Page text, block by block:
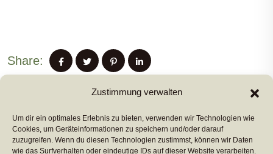
Zustimmung verwalten
Um dir ein optimales Erlebnis zu bieten, verwenden wir Technologien wie
Cookies, um Geräteinformationen zu speichern und/oder darauf
zuzugreifen. Wenn du diesen Technologien zustimmst, können wir Daten
wie das Surfverhalten oder eindeutige IDs auf dieser Website verarbeiten.
Share:
PREVIUS POST